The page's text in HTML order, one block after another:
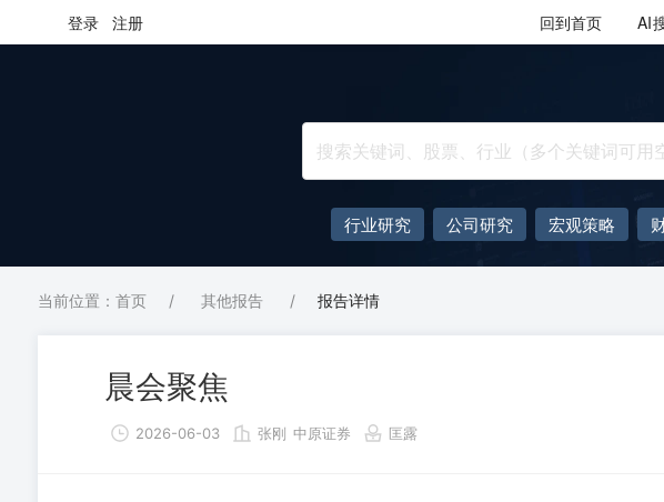
登录 注册 回到首页 AI
行业研究 公司研究 宏观策略
当前位置：首页 / 其他报告 / 报告详情
晨会聚焦
2026-06-03 张刚 中原证券 匡露